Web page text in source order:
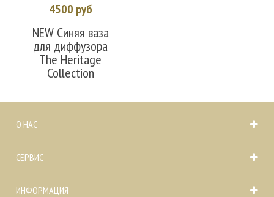
4500 руб
NEW Синяя ваза
для диффузора
The Heritage
Collection
О НАС
СЕРВИС
ИНФОРМАЦИЯ